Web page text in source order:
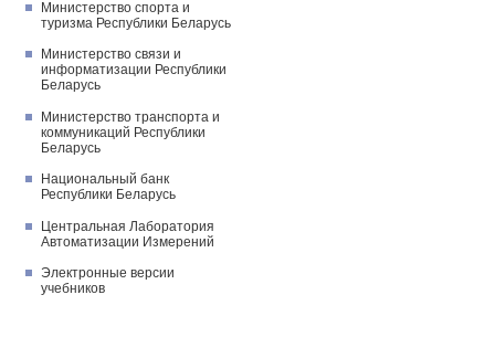
Министерство спорта и
туризма Республики Беларусь
Министерство связи и
информатизации Республики
Беларусь
Министерство транспорта и
коммуникаций Республики
Беларусь
Национальный банк
Республики Беларусь
Центральная Лаборатория
Автоматизации Измерений
Электронные версии
учебников